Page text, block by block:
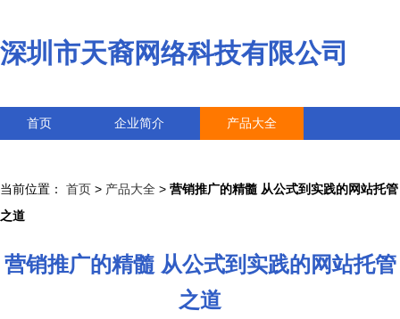
深圳市天裔网络科技有限公司
首页 企业简介 产品大全
当前位置： 首页 > 产品大全 > 营销推广的精髓 从公式到实践的网站托管
之道
营销推广的精髓 从公式到实践的网站托管
之道